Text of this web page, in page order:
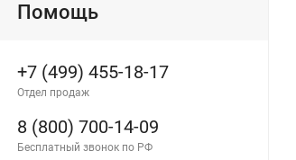
Помощь
+7 (499) 455-18-17
Отдел продаж
8 (800) 700-14-09
Бесплатный звонок по РФ